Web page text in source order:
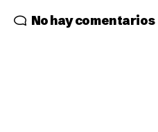
No hay comentarios